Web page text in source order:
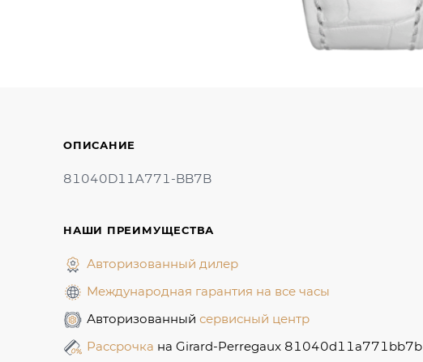
ОПИСАНИЕ
81040D11A771-BB7B
НАШИ ПРЕИМУЩЕСТВА
Авторизованный дилер
Международная гарантия на все часы
Авторизованный сервисный центр
Рассрочка на Girard-Perregaux 81040d11a771bb7b